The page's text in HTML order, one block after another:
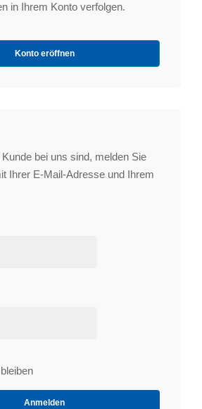
in Ihrem Konto verfolgen.
Konto eröffnen
bei uns sind, melden Sie
Ihrer E-Mail-Adresse und Ihrem
Anmelden